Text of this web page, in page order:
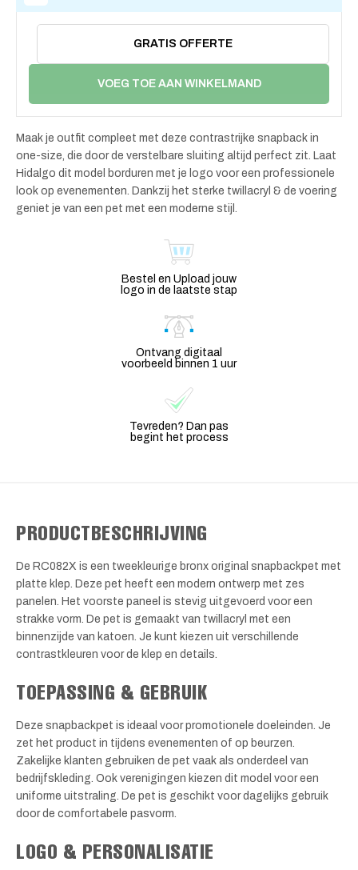
GRATIS OFFERTE
VOEG TOE AAN WINKELMAND
Maak je outfit compleet met deze contrastrijke snapback in
one-size, die door de verstelbare sluiting altijd perfect zit. Laat
Hidalgo dit model borduren met je logo voor een professionele
look op evenementen. Dankzij het sterke twillacryl & de voering
geniet je van een pet met een moderne stijl.
Bestel en Upload jouw
logo in de laatste stap
Ontvang digitaal
voorbeeld binnen 1 uur
Tevreden? Dan pas
begint het process
PRODUCTBESCHRIJVING
De RC082X is een tweekleurige bronx original snapbackpet met
platte klep. Deze pet heeft een modern ontwerp met zes
panelen. Het voorste paneel is stevig uitgevoerd voor een
strakke vorm. De pet is gemaakt van twillacryl met een
binnenzijde van katoen. Je kunt kiezen uit verschillende
contrastkleuren voor de klep en details.
TOEPASSING & GEBRUIK
Deze snapbackpet is ideaal voor promotionele doeleinden. Je
zet het product in tijdens evenementen of op beurzen.
Zakelijke klanten gebruiken de pet vaak als onderdeel van
bedrijfskleding. Ook verenigingen kiezen dit model voor een
uniforme uitstraling. De pet is geschikt voor dagelijks gebruik
door de comfortabele pasvorm.
LOGO & PERSONALISATIE